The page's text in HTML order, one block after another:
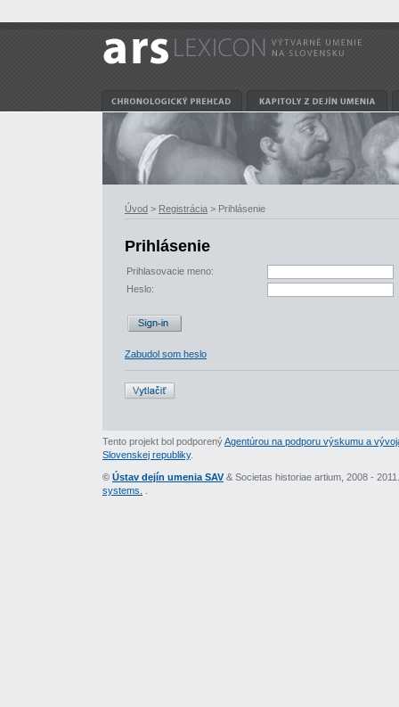
Úvod > Registrácia > Prihlásenie
Prihlásenie
Prihlasovacie meno:
Heslo:
Zabudol som heslo
Tento projekt bol podporenýAgentúrou na podporu výskumu a
Slovenskej republiky.
© Ústav dejín umenia SAV & Societas historiae artium, 2008 -
systems.